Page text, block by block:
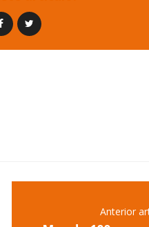
Anterior